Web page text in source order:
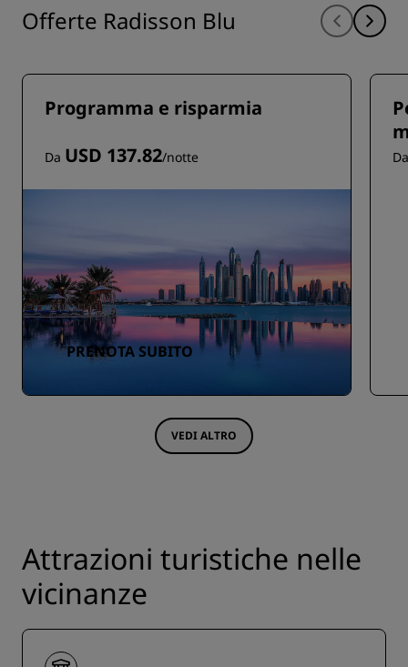
Offerte Radisson Blu
Programma e risparmia
Da USD 137.82/notte
PRENOTA SUBITO
VEDI ALTRO
Attrazioni turistiche nelle
vicinanze